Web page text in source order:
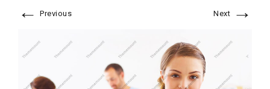
← Previous Next →